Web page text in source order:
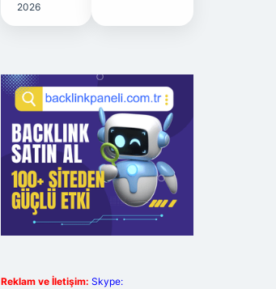
2026
Reklam ve İletişim: Skype: